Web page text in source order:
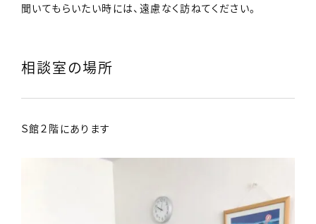
聞いてもらいたい時には、遠慮なく訪ねてください。
相談室の場所
Ｓ館２階にあります